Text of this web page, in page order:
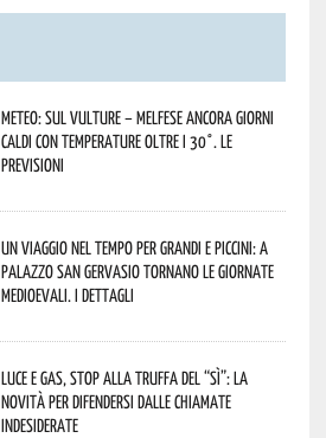
Meteo: sul Vulture – melfese ancora giorni
caldi con temperature oltre i 30°. Le
previsioni
Un viaggio nel tempo per grandi e piccini: a
Palazzo San Gervasio tornano le Giornate
Medioevali. I dettagli
Luce e gas, stop alla truffa del “Sì”: la
novità per difendersi dalle chiamate
indesiderate